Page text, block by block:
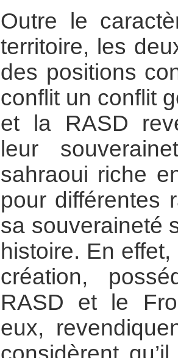
Outre le
territoire, les
des positions
conflit un conflit
et la RASD
leur
sahraoui riche
pour différentes
sa souveraineté
histoire. En
création,
RASD et le
eux,